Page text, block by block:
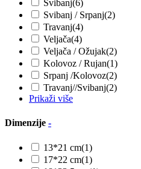
Svibanj(6)
Svibanj / Srpanj(2)
Travanj(4)
Veljača(4)
Veljača / Ožujak(2)
Kolovoz / Rujan(1)
Srpanj /Kolovoz(2)
Travanj//Svibanj(2)
Prikaži više
Dimenzije -
13*21 cm(1)
17*22 cm(1)